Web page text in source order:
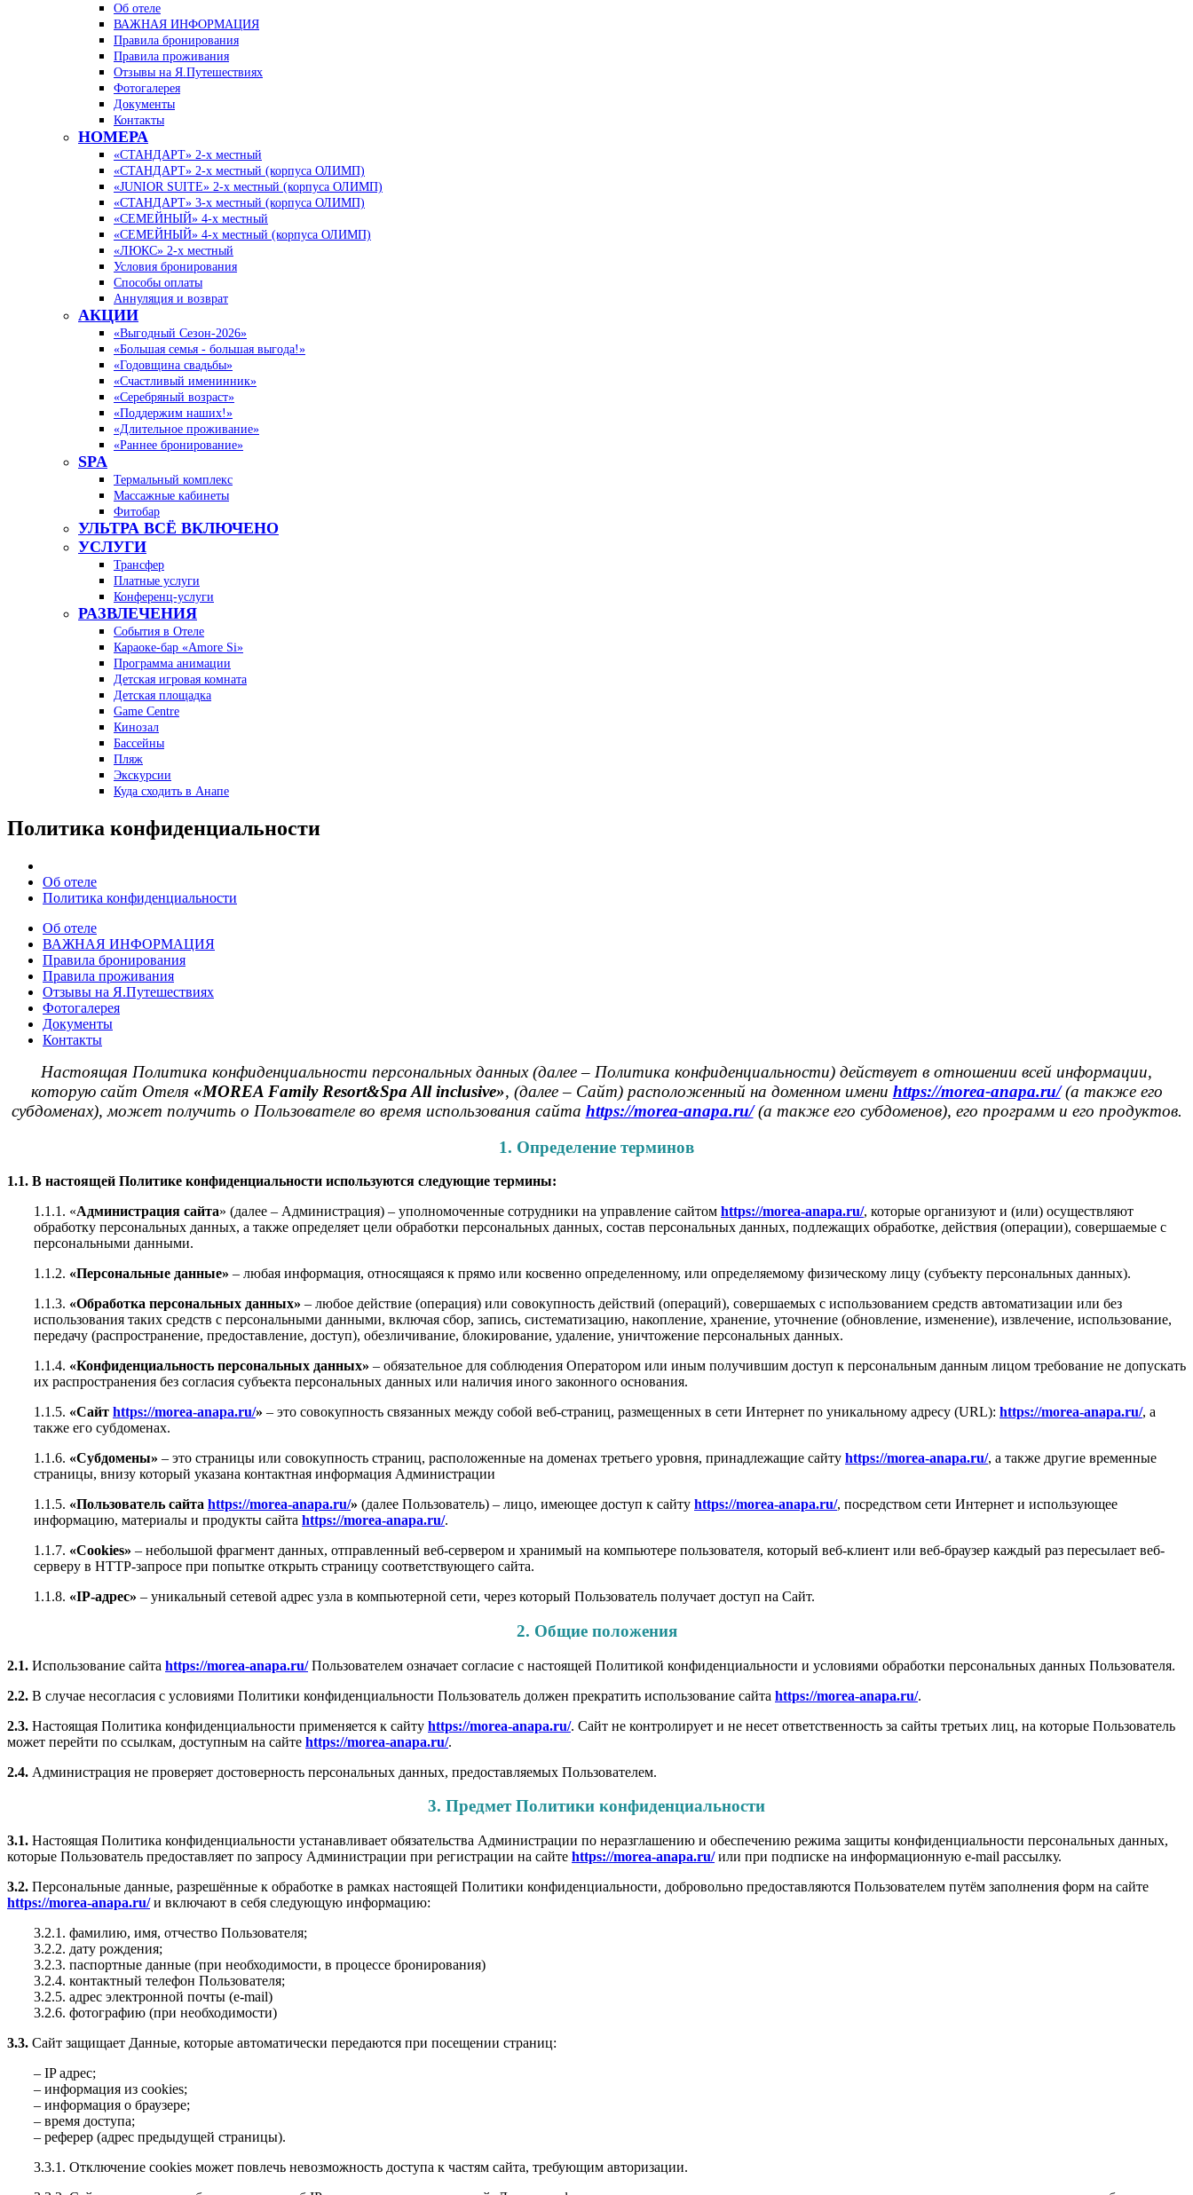
Об отеле
ВАЖНАЯ ИНФОРМАЦИЯ
Правила бронирования
Правила проживания
Отзывы на Я.Путешествиях
Фотогалерея
Документы
Контакты
НОМЕРА
«СТАНДАРТ» 2-х местный
«СТАНДАРТ» 2-х местный (корпуса ОЛИМП)
«JUNIOR SUITE» 2-х местный (корпуса ОЛИМП)
«СТАНДАРТ» 3-х местный (корпуса ОЛИМП)
«СЕМЕЙНЫЙ» 4-х местный
«СЕМЕЙНЫЙ» 4-х местный (корпуса ОЛИМП)
«ЛЮКС» 2-х местный
Условия бронирования
Способы оплаты
Аннуляция и возврат
АКЦИИ
«Выгодный Сезон-2026»
«Большая семья - большая выгода!»
«Годовщина свадьбы»
«Счастливый именинник»
«Серебряный возраст»
«Поддержим наших!»
«Длительное проживание»
«Раннее бронирование»
SPA
Термальный комплекс
Массажные кабинеты
Фитобар
УЛЬТРА ВСЁ ВКЛЮЧЕНО
УСЛУГИ
Трансфер
Платные услуги
Конференц-услуги
РАЗВЛЕЧЕНИЯ
События в Отеле
Караоке-бар «Amore Si»
Программа анимации
Детская игровая комната
Детская площадка
Game Centre
Кинозал
Бассейны
Пляж
Экскурсии
Куда сходить в Анапе
Политика конфиденциальности
Об отеле
Политика конфиденциальности
Об отеле
ВАЖНАЯ ИНФОРМАЦИЯ
Правила бронирования
Правила проживания
Отзывы на Я.Путешествиях
Фотогалерея
Документы
Контакты
Настоящая Политика конфиденциальности персональных данных (далее – Политика конфиденциальности) действует в отношении всей информации,
которую сайт Отеля «MOREA Family Resort&Spa All inclusive», (далее – Сайт) расположенный на доменном имени https://morea-anapa.ru/(а также его
субдоменах), может получить о Пользователе во время использования сайта https://morea-anapa.ru/(а также его субдоменов), его программ и его продуктов.
1. Определение терминов
1.1. В настоящей Политике конфиденциальности используются следующие термины:
1.1.1. «Администрация сайта» (далее – Администрация) – уполномоченные сотрудники на управление сайтом https://morea-anapa.ru/, которые организуют и (или) осуществляют
обработку персональных данных, а также определяет цели обработки персональных данных, состав персональных данных, подлежащих обработке, действия (операции), совершаемые с
персональными данными.
1.1.2. «Персональные данные» – любая информация, относящаяся к прямо или косвенно определенному, или определяемому физическому лицу (субъекту персональных данных).
1.1.3. «Обработка персональных данных» – любое действие (операция) или совокупность действий (операций), совершаемых с использованием средств автоматизации или без
использования таких средств с персональными данными, включая сбор, запись, систематизацию, накопление, хранение, уточнение (обновление, изменение), извлечение, использование,
передачу (распространение, предоставление, доступ), обезличивание, блокирование, удаление, уничтожение персональных данных.
1.1.4. «Конфиденциальность персональных данных» – обязательное для соблюдения Оператором или иным получившим доступ к персональным данным лицом требование не допускать
их распространения без согласия субъекта персональных данных или наличия иного законного основания.
1.1.5. «Сайт https://morea-anapa.ru/» – это совокупность связанных между собой веб-страниц, размещенных в сети Интернет по уникальному адресу (URL): https://morea-anapa.ru/, а
также его субдоменах.
1.1.6. «Субдомены» – это страницы или совокупность страниц, расположенные на доменах третьего уровня, принадлежащие сайту https://morea-anapa.ru/, а также другие временные
страницы, внизу который указана контактная информация Администрации
1.1.5. «Пользователь сайта https://morea-anapa.ru/» (далее Пользователь) – лицо, имеющее доступ к сайту https://morea-anapa.ru/, посредством сети Интернет и использующее
информацию, материалы и продукты сайта https://morea-anapa.ru/.
1.1.7. «Cookies» – небольшой фрагмент данных, отправленный веб-сервером и хранимый на компьютере пользователя, который веб-клиент или веб-браузер каждый раз пересылает веб-
серверу в HTTP-запросе при попытке открыть страницу соответствующего сайта.
1.1.8. «IP-адрес» – уникальный сетевой адрес узла в компьютерной сети, через который Пользователь получает доступ на Сайт.
2. Общие положения
2.1. Использование сайта https://morea-anapa.ru/Пользователем означает согласие с настоящей Политикой конфиденциальности и условиями обработки персональных данных Пользователя.
2.2. В случае несогласия с условиями Политики конфиденциальности Пользователь должен прекратить использование сайта https://morea-anapa.ru/.
2.3. Настоящая Политика конфиденциальности применяется к сайту https://morea-anapa.ru/. Сайт не контролирует и не несет ответственность за сайты третьих лиц, на которые Пользователь
может перейти по ссылкам, доступным на сайте https://morea-anapa.ru/.
2.4. Администрация не проверяет достоверность персональных данных, предоставляемых Пользователем.
3. Предмет Политики конфиденциальности
3.1. Настоящая Политика конфиденциальности устанавливает обязательства Администрации по неразглашению и обеспечению режима защиты конфиденциальности персональных данных,
которые Пользователь предоставляет по запросу Администрации при регистрации на сайте https://morea-anapa.ru/или при подписке на информационную e-mail рассылку.
3.2. Персональные данные, разрешённые к обработке в рамках настоящей Политики конфиденциальности, добровольно предоставляются Пользователем путём заполнения форм на сайте
https://morea-anapa.ru/и включают в себя следующую информацию:
3.2.1. фамилию, имя, отчество Пользователя;
3.2.2. дату рождения;
3.2.3. паспортные данные (при необходимости, в процессе бронирования)
3.2.4. контактный телефон Пользователя;
3.2.5. адрес электронной почты (e-mail)
3.2.6. фотографию (при необходимости)
3.3. Сайт защищает Данные, которые автоматически передаются при посещении страниц:
– IP адрес;
– информация из cookies;
– информация о браузере;
– время доступа;
– реферер (адрес предыдущей страницы).
3.3.1. Отключение cookies может повлечь невозможность доступа к частям сайта, требующим авторизации.